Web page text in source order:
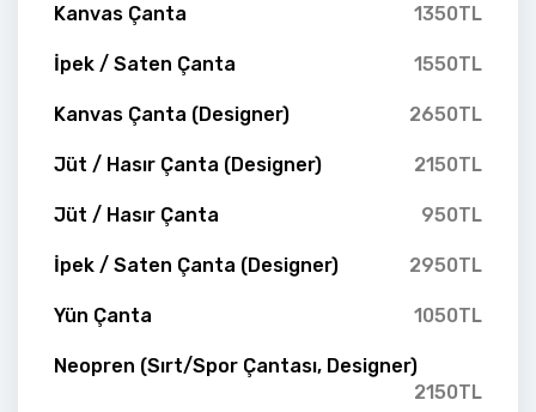
Kanvas Çanta 1350TL
İpek / Saten Çanta 1550TL
Kanvas Çanta (Designer) 2650TL
Jüt / Hasır Çanta (Designer) 2150TL
Jüt / Hasır Çanta 950TL
İpek / Saten Çanta (Designer) 2950TL
Yün Çanta 1050TL
Neopren (Sırt/Spor Çantası, Designer)
2150TL